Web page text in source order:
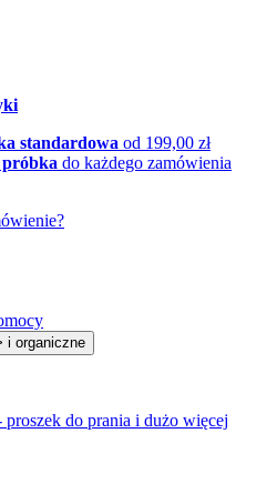
standardowa od 199,00 zł
do każdego zamówienia
proszek do prania i dużo więcej